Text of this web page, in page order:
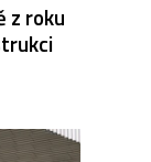
z roku